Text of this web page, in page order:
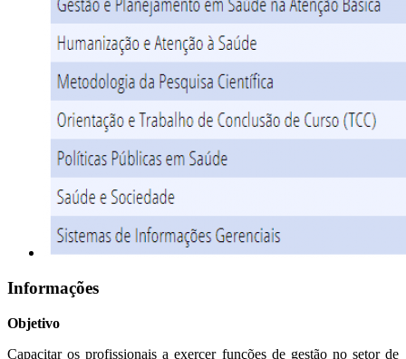
Informações
Objetivo
Capacitar os profissionais a exercer funções de gestão no setor de